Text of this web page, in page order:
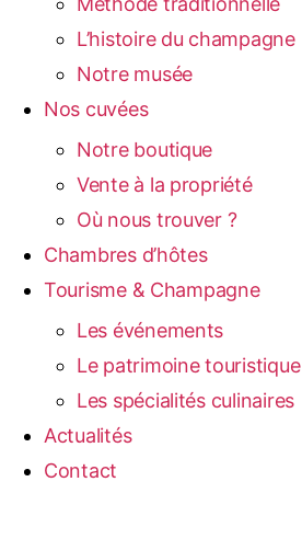
L’histoire du champagne
Notre musée
Nos cuvées
Notre boutique
Vente à la propriété
Où nous trouver ?
Chambres d’hôtes
Tourisme & Champagne
Les événements
Le patrimoine touristique
Les spécialités culinaires
Actualités
Contact